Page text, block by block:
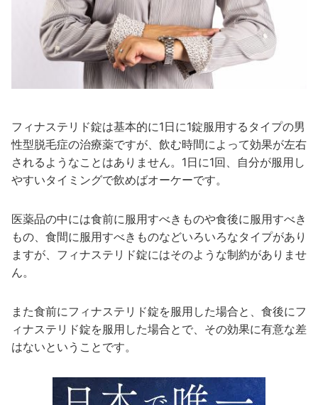
フィナステリド錠は基本的に1日に1錠服用するタイプの男
性型脱毛症の治療薬ですが、飲む時間によって効果が左右
されるようなことはありません。1日に1回、自分が服用し
やすいタイミングで飲めばオーケーです。
医薬品の中には食前に服用すべきものや食後に服用すべき
もの、食間に服用すべきものなどいろいろなタイプがあり
ますが、フィナステリド錠にはそのような制約がありませ
ん。
また食前にフィナステリド錠を服用した場合と、食後にフ
ィナステリド錠を服用した場合とで、その効果に有意な差
はないということです。